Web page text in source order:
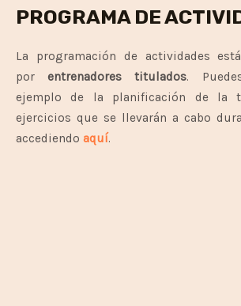
PROGRAMA DE
La programación de actividades
porentrenadores titulados.
ejemplo de la planificación de la
ejercicios que se llevarán a cabo
accediendo aquí.